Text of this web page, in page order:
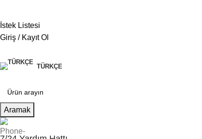
İstek Listesi
Giriş / Kayıt Ol
TÜRKÇE
Aramak